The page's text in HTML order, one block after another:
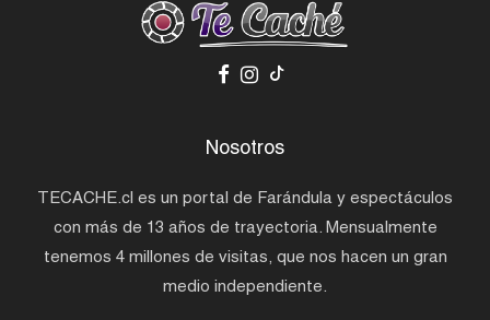
Nosotros
TECACHE.cl es un portal de Farándula y espectáculos
con más de 13 años de trayectoria. Mensualmente
tenemos 4 millones de visitas, que nos hacen un gran
medio independiente.